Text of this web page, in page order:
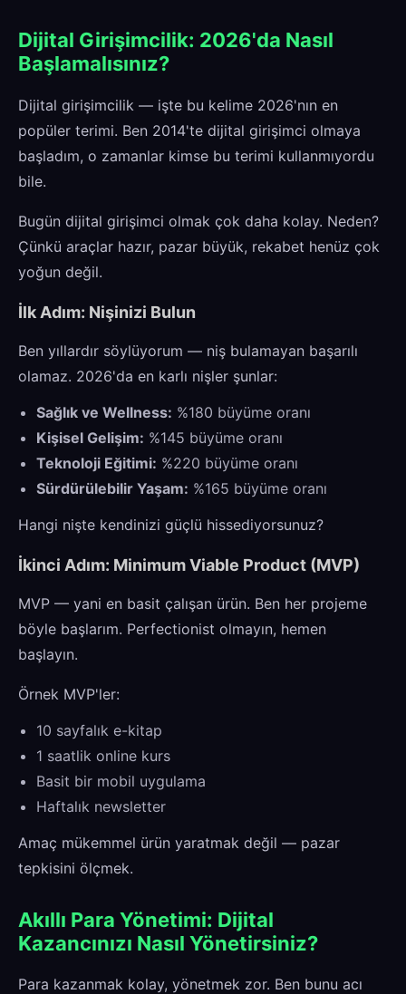
Dijital Girişimcilik: 2026'da Nasıl
Başlamalısınız?
Dijital girişimcilik — işte bu kelime 2026'nın en
popüler terimi. Ben 2014'te dijital girişimci olmaya
başladım, o zamanlar kimse bu terimi kullanmıyordu
bile.
Bugün dijital girişimci olmak çok daha kolay. Neden?
Çünkü araçlar hazır, pazar büyük, rekabet henüz çok
yoğun değil.
İlk Adım: Nişinizi Bulun
Ben yıllardır söylüyorum — niş bulamayan başarılı
olamaz. 2026'da en karlı nişler şunlar:
Sağlık ve Wellness: %180 büyüme oranı
Kişisel Gelişim: %145 büyüme oranı
Teknoloji Eğitimi: %220 büyüme oranı
Sürdürülebilir Yaşam: %165 büyüme oranı
Hangi nişte kendinizi güçlü hissediyorsunuz?
İkinci Adım: Minimum Viable Product (MVP)
MVP — yani en basit çalışan ürün. Ben her projeme
böyle başlarım. Perfectionist olmayın, hemen
başlayın.
Örnek MVP'ler:
10 sayfalık e-kitap
1 saatlik online kurs
Basit bir mobil uygulama
Haftalık newsletter
Amaç mükemmel ürün yaratmak değil — pazar
tepkisini ölçmek.
Akıllı Para Yönetimi: Dijital
Kazancınızı Nasıl Yönetirsiniz?
Para kazanmak kolay, yönetmek zor. Ben bunu acı